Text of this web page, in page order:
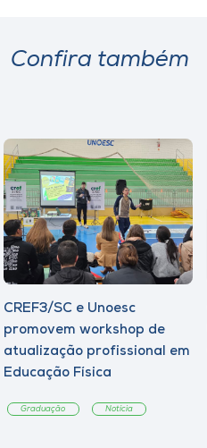
Confira também
CREF3/SC e Unoesc
promovem workshop de
atualização profissional em
Educação Física
Graduação Notícia